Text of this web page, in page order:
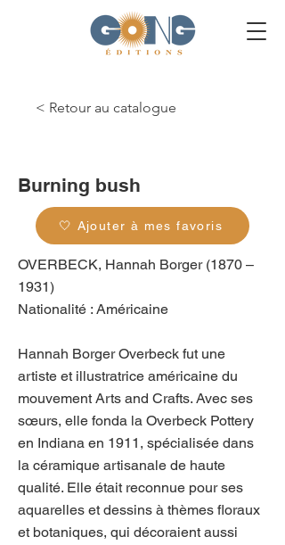
< Retour au catalogue
Burning bush
🤍 Ajouter à mes favoris
OVERBECK, Hannah Borger (1870 –
1931)
Nationalité : Américaine
Hannah Borger Overbeck fut une
artiste et illustratrice américaine du
mouvement Arts and Crafts. Avec ses
sœurs, elle fonda la Overbeck Pottery
en Indiana en 1911, spécialisée dans
la céramique artisanale de haute
qualité. Elle était reconnue pour ses
aquarelles et dessins à thèmes floraux
et botaniques, qui décoraient aussi